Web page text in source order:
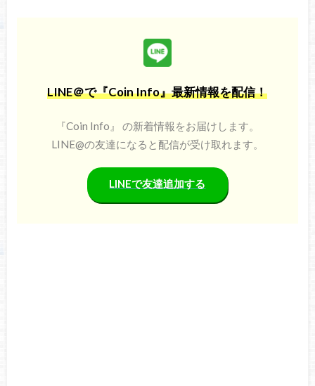
LINE＠で『Coin Info』最新情報を配信！
『Coin Info』 の新着情報をお届けします。
LINE@の友達になると配信が受け取れます。
LINEで友達追加する